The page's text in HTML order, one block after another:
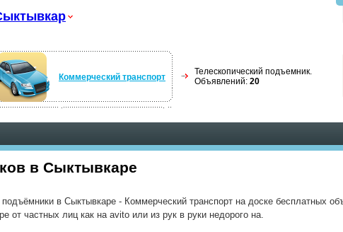
Коммерческий транспорт
Телескопический подъемник.
Объявлений: 20
в Сыктывкаре
в Сыктывкаре - Коммерческий транспорт на доске бесплатных
от частных лиц как на avito или из рук в руки недорого на.